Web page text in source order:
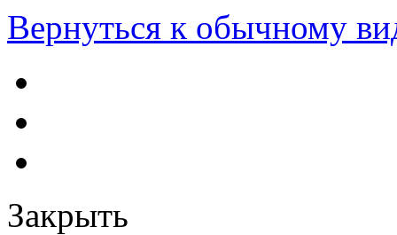
Вернуться к обычному
Закрыть